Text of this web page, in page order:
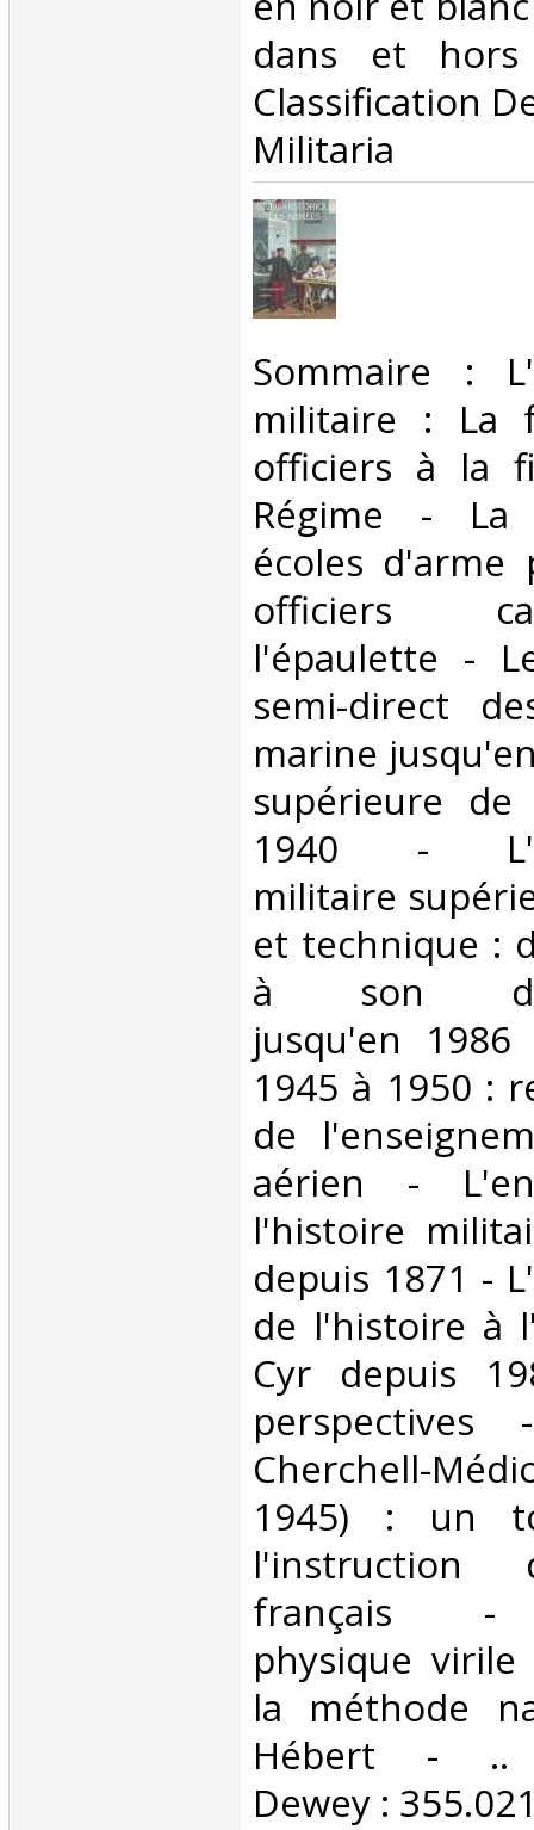
dans et
Classification
Militaria‎
‎Sommaire :
militaire : La
officiers à la
Régime - La
écoles d'arme
officiers
l'épaulette -
semi-direct
marine
supérieure de
1940 -
militaire
et technique :
à son
jusqu'en 1986
1945 à 1950 :
de
aérien -
l'histoire
depuis 1871 -
de l'histoire à
Cyr depuis
Cherchell-
1945) : un
l'instruction
français -
physique
la méthode
Hébert - ..
Dewey :